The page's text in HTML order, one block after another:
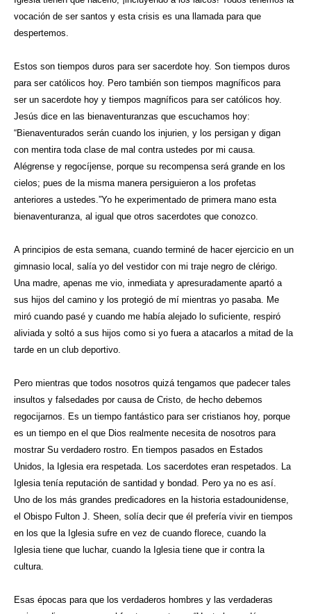
vocación de ser santos y esta crisis es una llamada para que
despertemos.
Estos son tiempos duros para ser sacerdote hoy. Son tiempos duros
para ser católicos hoy. Pero también son tiempos magníficos para
ser un sacerdote hoy y tiempos magníficos para ser católicos hoy.
Jesús dice en las bienaventuranzas que escuchamos hoy:
“Bienaventurados serán cuando los injurien, y los persigan y digan
con mentira toda clase de mal contra ustedes por mi causa.
Alégrense y regocíjense, porque su recompensa será grande en los
cielos; pues de la misma manera persiguieron a los profetas
anteriores a ustedes.”Yo he experimentado de primera mano esta
bienaventuranza, al igual que otros sacerdotes que conozco.
A principios de esta semana, cuando terminé de hacer ejercicio en un
gimnasio local, salía yo del vestidor con mi traje negro de clérigo.
Una madre, apenas me vio, inmediata y apresuradamente apartó a
sus hijos del camino y los protegió de mí mientras yo pasaba. Me
miró cuando pasé y cuando me había alejado lo suficiente, respiró
aliviada y soltó a sus hijos como si yo fuera a atacarlos a mitad de la
tarde en un club deportivo.
Pero mientras que todos nosotros quizá tengamos que padecer tales
insultos y falsedades por causa de Cristo, de hecho debemos
regocijarnos. Es un tiempo fantástico para ser cristianos hoy, porque
es un tiempo en el que Dios realmente necesita de nosotros para
mostrar Su verdadero rostro. En tiempos pasados en Estados
Unidos, la Iglesia era respetada. Los sacerdotes eran respetados. La
Iglesia tenía reputación de santidad y bondad. Pero ya no es así.
Uno de los más grandes predicadores en la historia estadounidense,
el Obispo Fulton J. Sheen, solía decir que él prefería vivir en tiempos
en los que la Iglesia sufre en vez de cuando florece, cuando la
Iglesia tiene que luchar, cuando la Iglesia tiene que ir contra la
cultura.
Esas épocas para que los verdaderos hombres y las verdaderas